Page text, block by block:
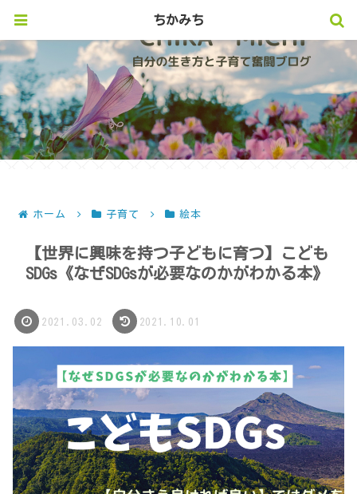
ホーム 子育て 絵本
【世界に興味を持つ子どもに育つ】こども
SDGs《なぜSDGsが必要なのかがわかる本》
2021.03.02 2021.10.01
ちかみち